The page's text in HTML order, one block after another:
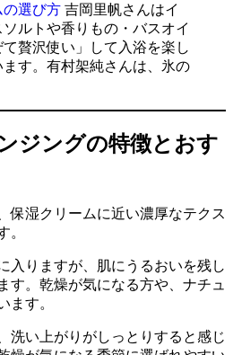
の選び方 吉岡里帆さんはイ
ルトや香りもの・バスオイ
贅沢使い」して入浴を楽し
す。有村架純さんは、氷の
ジングの特徴とおす
保湿クリームに近い濃厚なテクス
。
入りますが、肌にうるおいを残し
す。乾燥が気になる方や、ナチュ
ます。
洗い上がりがしっとりすると感じ